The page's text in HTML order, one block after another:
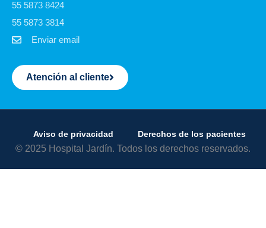
55 5873 8424
55 5873 3814
Enviar email
Atención al cliente
Aviso de privacidad Derechos de los pacientes
© 2025 Hospital Jardín. Todos los derechos reservados.